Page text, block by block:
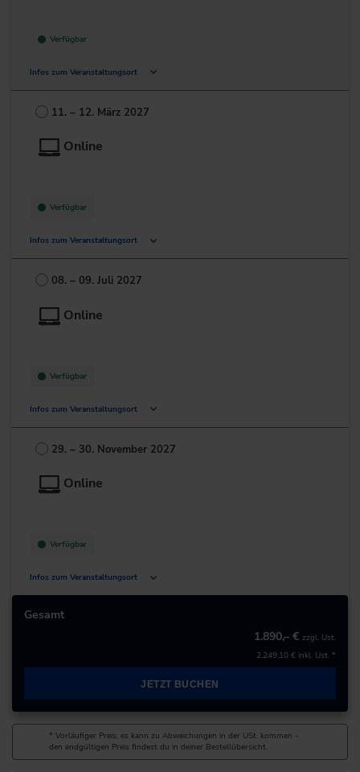
Verfügbar
Infos zum Veranstaltungsort
Deutschland
+49 211/6214-201
11. – 12. März 2027
Online
Verfügbar
Infos zum Veranstaltungsort
Deutschland
+49 211/6214-201
08. – 09. Juli 2027
Online
Verfügbar
Infos zum Veranstaltungsort
Deutschland
+49 211/6214-201
29. – 30. November 2027
Online
Verfügbar
Infos zum Veranstaltungsort
Deutschland
Gesamt
1.890,– € zzgl. Ust.
2.249,10 € inkl. Ust. *
JETZT BUCHEN
* Vorläufiger Preis, es kann zu Abweichungen in der USt. kommen -
den endgültigen Preis findest du in deiner Bestellübersicht.